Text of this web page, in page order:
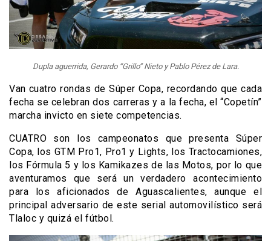
Dupla aguerrida, Gerardo “Grillo” Nieto y Pablo Pérez de Lara.
Van cuatro rondas de Súper Copa, recordando que cada
fecha se celebran dos carreras y a la fecha, el “Copetín”
marcha invicto en siete competencias.
CUATRO son los campeonatos que presenta Súper
Copa, los GTM Pro1, Pro1 y Lights, los Tractocamiones,
los Fórmula 5 y los Kamikazes de las Motos, por lo que
aventuramos que será un verdadero acontecimiento
para los aficionados de Aguascalientes, aunque el
principal adversario de este serial automovilístico será
Tlaloc y quizá el fútbol.